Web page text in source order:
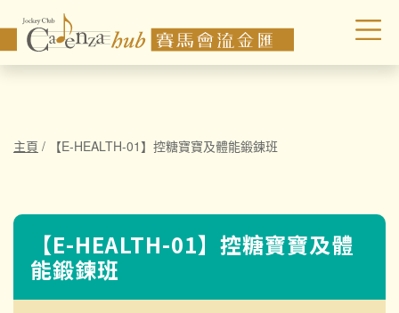
主頁 / 【E-HEALTH-01】控糖寶寶及體能鍛鍊班
【E-HEALTH-01】控糖寶寶及體
能鍛鍊班